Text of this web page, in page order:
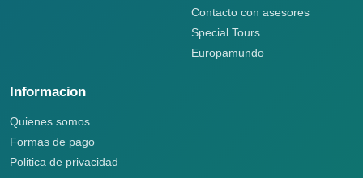
Contacto con asesores
Special Tours
Europamundo
Informacion
Quienes somos
Formas de pago
Politica de privacidad